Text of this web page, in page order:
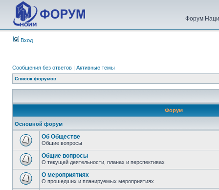
Форум
Вход
Сообщения без ответов | Активные темы
Список форумов
Форум
Основной форум
Об Обществе
Общие вопросы
Общие вопросы
О текущей деятельности, планах и перспективах
О мероприятиях
О прошедших и планируемых мероприятиях